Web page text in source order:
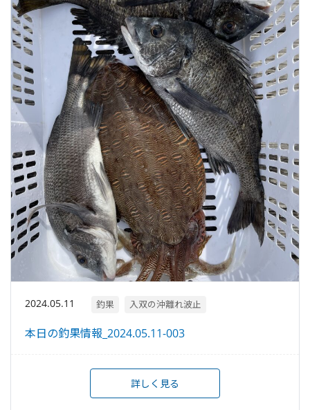
2024.05.11 釣果 入双の沖離れ波止
本日の釣果情報_2024.05.11-003
詳しく見る